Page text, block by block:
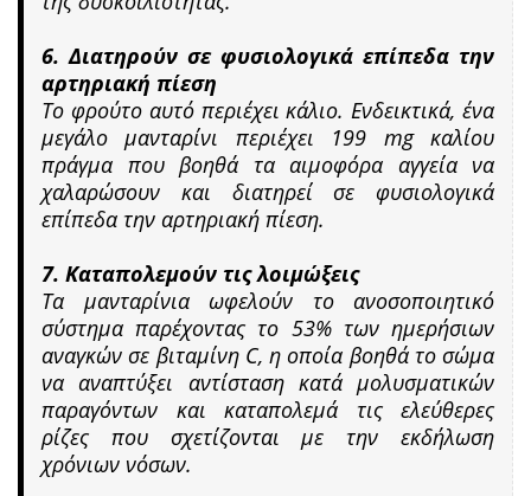
6. Διατηρούν σε φυσιολογικά επίπεδα την
αρτηριακή πίεση
Το φρούτο αυτό περιέχει κάλιο. Ενδεικτικά, ένα
μεγάλο μανταρίνι περιέχει 199 mg καλίου
πράγμα που βοηθά τα αιμοφόρα αγγεία να
χαλαρώσουν και διατηρεί σε φυσιολογικά
επίπεδα την αρτηριακή πίεση.
7. Καταπολεμούν τις λοιμώξεις
Τα μανταρίνια ωφελούν το ανοσοποιητικό
σύστημα παρέχοντας το 53% των ημερήσιων
αναγκών σε βιταμίνη C, η οποία βοηθά το σώμα
να αναπτύξει αντίσταση κατά μολυσματικών
παραγόντων και καταπολεμά τις ελεύθερες
ρίζες που σχετίζονται με την εκδήλωση
χρόνιων νόσων.